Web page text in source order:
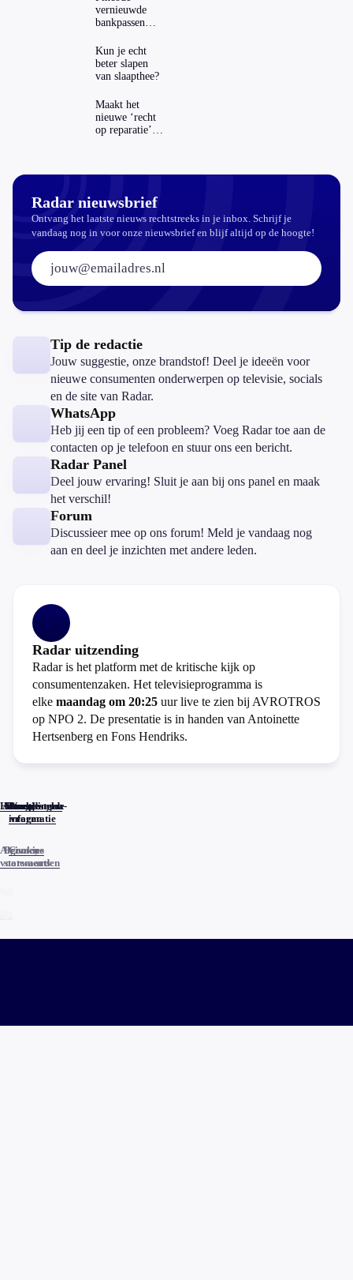
vernieuwde
bankpassen
ING-app: is dat
wel veilig?
Kun je echt
beter slapen
van slaapthee?
Maakt het
nieuwe ‘recht
op reparatie’
Radar nieuwsbrief
Ontvang het laatste nieuws rechtstreeks in je inbox. Schrijf je
vandaag nog in voor onze nieuwsbrief en blijf altijd op de hoogte!
E-mailadres:
Tip de redactie
Jouw suggestie, onze brandstof! Deel je ideeën voor
nieuwe consumenten onderwerpen op televisie, socials
en de site van Radar.
WhatsApp
Heb jij een tip of een probleem? Voeg Radar toe aan de
contacten op je telefoon en stuur ons een bericht.
Radar Panel
Deel jouw ervaring! Sluit je aan bij ons panel en maak
het verschil!
Forum
Discussieer mee op ons forum! Meld je vandaag nog
aan en deel je inzichten met andere leden.
Radar uitzending
Radar is het platform met de kritische kijk op
consumentenzaken. Het televisieprogramma is
elke maandag om 20:25 uur live te zien bij AVROTROS
op NPO 2. De presentatie is in handen van Antoinette
Hertsenberg en Fons Hendriks.
Home
Actueel
Uitzendingen
Reacties
Programma-
informatie
Veelgestelde
vragen
Algemene
voorwaarden
Privacy
statements
Cookies